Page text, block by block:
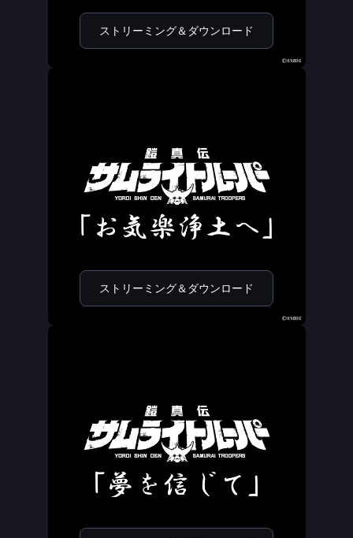
ストリーミング＆ダウンロード
ストリーミング＆ダウンロード